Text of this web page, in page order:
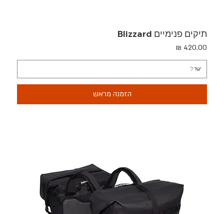
תיקים פנימיים Blizzard
מחיר
הזמנה מראש